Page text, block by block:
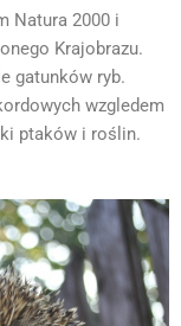
Natura 2000 i
Krajobrazu.
gatunków ryb.
wzgledem
ptaków i roślin.